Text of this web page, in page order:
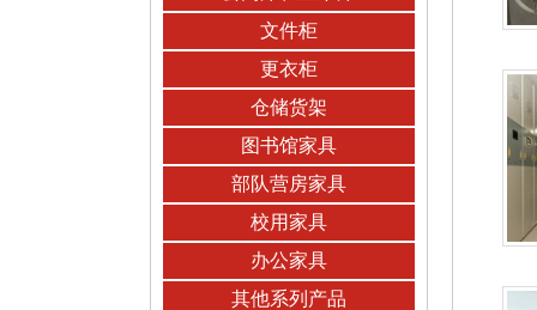
文件柜
更衣柜
仓储货架
图书馆家具
部队营房家具
校用家具
办公家具
其他系列产品